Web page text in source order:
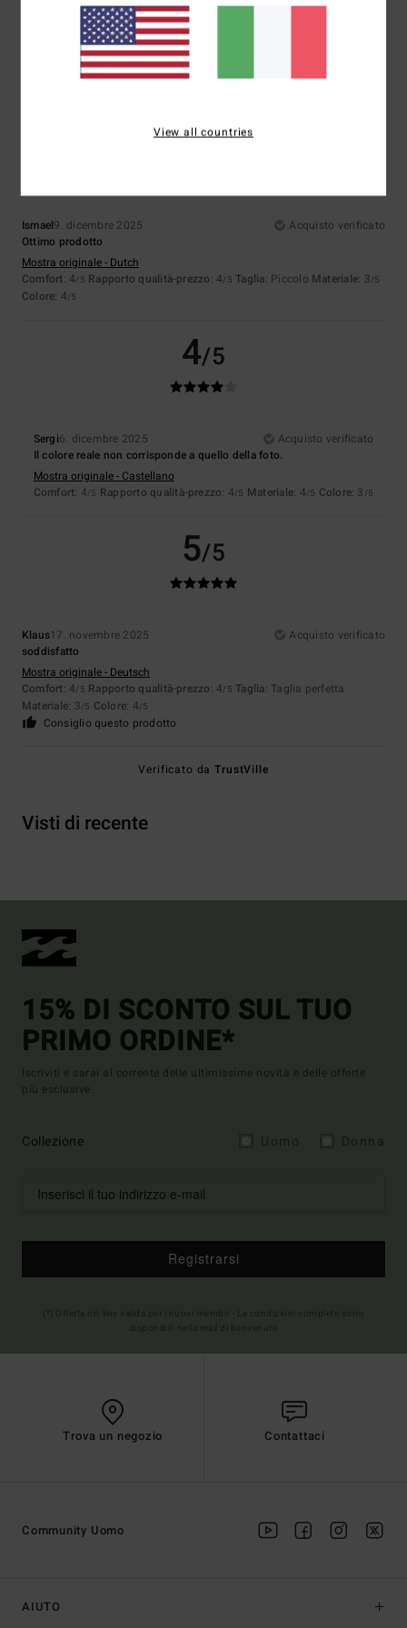
Colore
4/5
Ismael9. dicembre 2025
Acquisto verificato
Ottimo prodotto
Mostra originale - Dutch
Comfort: 4/5 Rapporto qualità-prezzo: 4/5 Taglia: Piccolo Materiale: 3/5
Colore: 4/5
4/5
Sergi6. dicembre 2025
Acquisto verificato
Il colore reale non corrisponde a quello della foto.
Mostra originale - Castellano
Comfort: 4/5 Rapporto qualità-prezzo: 4/5 Materiale: 4/5 Colore: 3 /5
5/5
Klaus17. novembre 2025
Acquisto verificato
soddisfatto
Mostra originale - Deutsch
Comfort: 4/5 Rapporto qualità-prezzo: 4/5 Taglia: Taglia perfetta
Materiale: 3/5 Colore: 4/5
Consiglio questo prodotto
Verificato daTrustVille
Visti di recente
15% DI SCONTO SUL TUO
PRIMO ORDINE*
Iscriviti e sarai al corrente delle ultimissime novità e delle offerte
più esclusive.
Collezione
Registrarsi
Trova un negozio Contattaci
AIUTO
Community Uomo
View all countries